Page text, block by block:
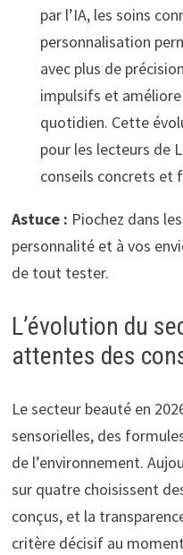
par l’IA, les soins
personnalisation
avec plus de
impulsifs et
quotidien. Cette
pour les lecteurs de
conseils concrets et
Astuce : Piochez dans
personnalité et à vos
de tout tester.
L’évolution du
attentes des
Le secteur beauté en
sensorielles, des
de l’environnement.
sur quatre choisissent
conçus, et la
critère décisif au